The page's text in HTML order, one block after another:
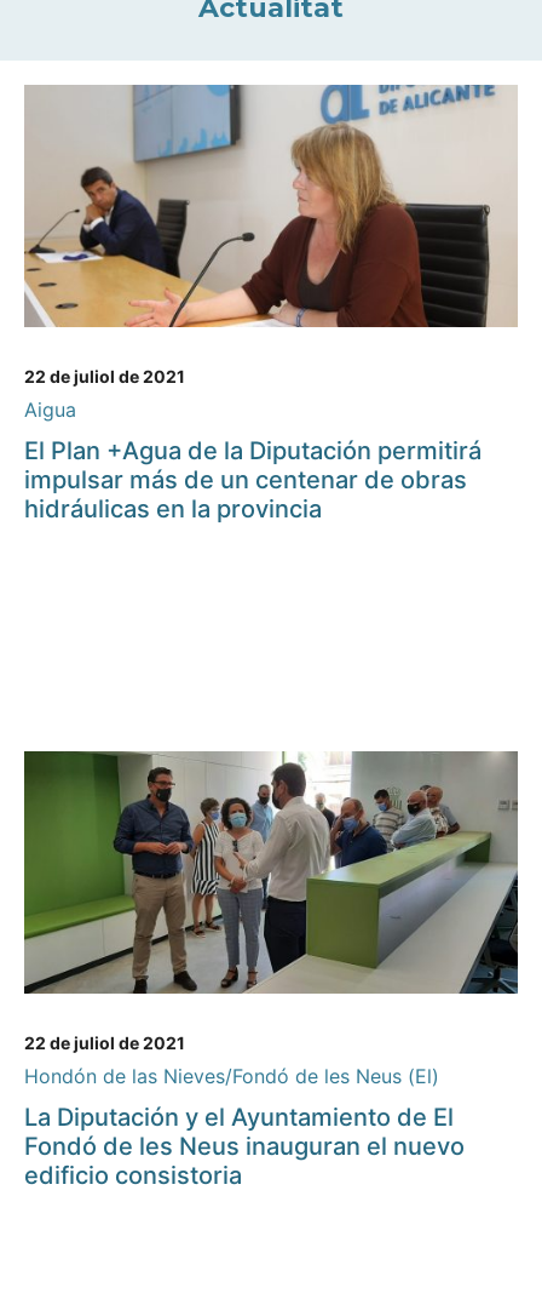
Actualitat
22 de juliol de 2021
Aigua
El Plan +Agua de la Diputación permitirá
impulsar más de un centenar de obras
hidráulicas en la provincia
22 de juliol de 2021
Hondón de las Nieves/Fondó de les Neus (El)
La Diputación y el Ayuntamiento de El
Fondó de les Neus inauguran el nuevo
edificio consistoria